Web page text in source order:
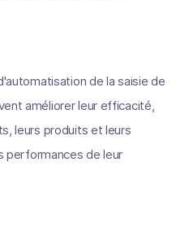
de la saisie de
améliorer leur efficacité,
leurs produits et leurs
performances de leur